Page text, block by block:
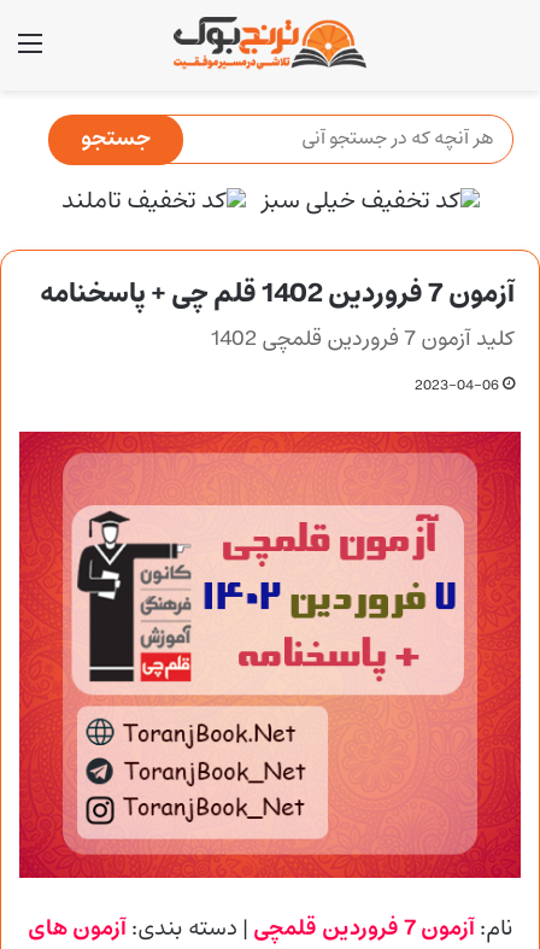
آزمون 7 فروردین 1402 قلم چی + پاسخنامه
کلید آزمون 7 فروردین قلمچی 1402
2023-04-06
نام:آزمون 7 فروردین قلمچی | دسته بندی:آزمون های